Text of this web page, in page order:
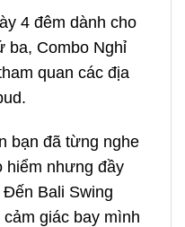
4 đêm dành cho
ba, Combo Nghỉ
quan các địa
bạn đã từng nghe
hiểm nhưng đầy
Đến Bali Swing
giác bay mình